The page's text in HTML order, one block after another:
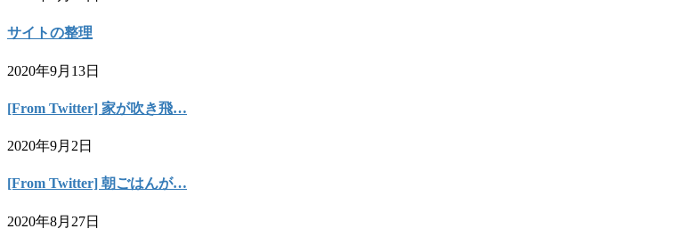
サイトの整理
2020年9月13日
[From Twitter] 家が吹き飛…
2020年9月2日
[From Twitter] 朝ごはんが…
2020年8月27日